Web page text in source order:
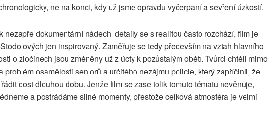
ne na konci, kdy už jsme opravdu vyčerpaní a sevření úzkostí.
nezapře dokumentární nádech, detaily se s realitou často rozchází, film je
jen inspirovaný. Zaměřuje se tedy především na vztah hlavního
o zločinech jsou změněny už z úcty k pozůstalým obětí. Tvůrci chtěli mimo
problém osamělosti seniorů a určitého nezájmu policie, který zapříčinil, že
dost dlouhou dobu. Jenže film se zase tolik tomuto tématu nevěnuje,
a postrádáme silné momenty, přestože celková atmosféra je velmi